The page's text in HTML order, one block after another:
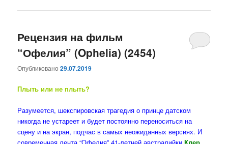
Рецензия на фильм
“Офелия” (Ophelia) (2454)
Опубликовано29.07.2019
Плыть или не плыть?
Разумеется, шекспировская трагедия о принце датском
никогда не устареет и будет постоянно переноситься на
сцену и на экран, подчас в самых неожиданных версиях. И